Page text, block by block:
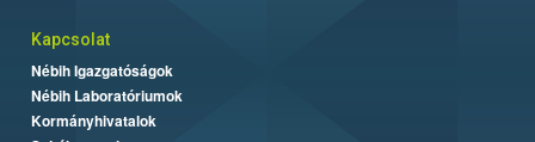
Kapcsolat
Nébih Igazgatóságok
Nébih Laboratóriumok
Kormányhivatalok